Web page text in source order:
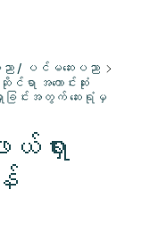
ညာ / ပင်မဆေးပညာ
င်ရာ အကောင်းဆုံး
ားခြင်းအတွက် ဆေးရုံမှ
ယ်ရှား